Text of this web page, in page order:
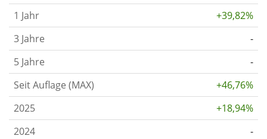
1 Jahr
+39,82%
3 Jahre
-
5 Jahre
-
Seit Auflage (MAX)
+46,76%
2025
+18,94%
2024
-